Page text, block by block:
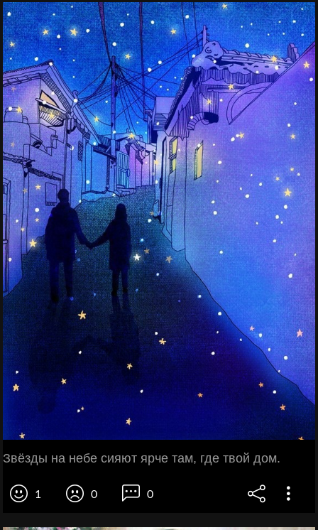
Звёзды на небе сияют ярче там, где твой дом.
1 0 0